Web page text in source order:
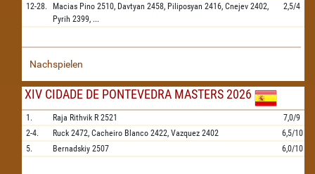
12-28. Macias Pino 2510, Davtyan 2458, Piliposyan 2416, Cnejev 2402,
Pyrih 2399, ...
2,5/4
Nachspielen
XIV CIDADE DE PONTEVEDRA MASTERS 2026
1. Raja Rithvik R 2521
7,0/9
2-4.
Ruck 2472, Cacheiro Blanco 2422, Vazquez 2402
6,5/10
5.
Bernadskiy 2507 6,0/10